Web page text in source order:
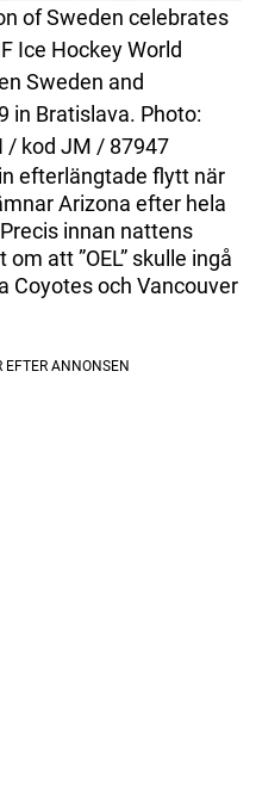
of Sweden celebrates
Ice Hockey World
Sweden and
in Bratislava. Photo:
/ kod JM / 87947
efterlängtade flytt när
Arizona efter hela
innan nattens
att ”OEL” skulle ingå
Coyotes och Vancouver